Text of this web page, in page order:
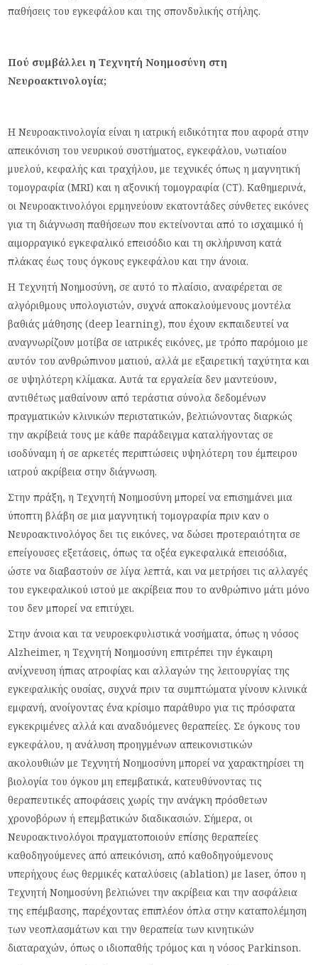
παθήσεις του εγκεφάλου και της σπονδυλικής στήλης.
Πού συμβάλλει η Τεχνητή Νοημοσύνη στη
Νευροακτινολογία;
Η Νευροακτινολογία είναι η ιατρική ειδικότητα που αφορά στην
απεικόνιση του νευρικού συστήματος, εγκεφάλου, νωτιαίου
μυελού, κεφαλής και τραχήλου, με τεχνικές όπως η μαγνητική
τομογραφία (MRI) και η αξονική τομογραφία (CT). Καθημερινά,
οι Νευροακτινολόγοι ερμηνεύουν εκατοντάδες σύνθετες εικόνες
για τη διάγνωση παθήσεων που εκτείνονται από το ισχαιμικό ή
αιμορραγικό εγκεφαλικό επεισόδιο και τη σκλήρυνση κατά
πλάκας έως τους όγκους εγκεφάλου και την άνοια.
Η Τεχνητή Νοημοσύνη, σε αυτό το πλαίσιο, αναφέρεται σε
αλγόριθμους υπολογιστών, συχνά αποκαλούμενους μοντέλα
βαθιάς μάθησης (deep learning), που έχουν εκπαιδευτεί να
αναγνωρίζουν μοτίβα σε ιατρικές εικόνες, με τρόπο παρόμοιο με
αυτόν του ανθρώπινου ματιού, αλλά με εξαιρετική ταχύτητα και
σε υψηλότερη κλίμακα. Αυτά τα εργαλεία δεν μαντεύουν,
αντιθέτως μαθαίνουν από τεράστια σύνολα δεδομένων
πραγματικών κλινικών περιστατικών, βελτιώνοντας διαρκώς
την ακρίβειά τους με κάθε παράδειγμα καταλήγοντας σε
ισοδύναμη ή σε αρκετές περιπτώσεις υψηλότερη του έμπειρου
ιατρού ακρίβεια στην διάγνωση.
Στην πράξη, η Τεχνητή Νοημοσύνη μπορεί να επισημάνει μια
ύποπτη βλάβη σε μια μαγνητική τομογραφία πριν καν ο
Νευροακτινολόγος δει τις εικόνες, να δώσει προτεραιότητα σε
επείγουσες εξετάσεις, όπως τα οξέα εγκεφαλικά επεισόδια,
ώστε να διαβαστούν σε λίγα λεπτά, και να μετρήσει τις αλλαγές
του εγκεφαλικού ιστού με ακρίβεια που το ανθρώπινο μάτι μόνο
του δεν μπορεί να επιτύχει.
Στην άνοια και τα νευροεκφυλιστικά νοσήματα, όπως η νόσος
Alzheimer, η Τεχνητή Νοημοσύνη επιτρέπει την έγκαιρη
ανίχνευση ήπιας ατροφίας και αλλαγών της λειτουργίας της
εγκεφαλικής ουσίας, συχνά πριν τα συμπτώματα γίνουν κλινικά
εμφανή, ανοίγοντας ένα κρίσιμο παράθυρο για τις πρόσφατα
εγκεκριμένες αλλά και αναδυόμενες θεραπείες. Σε όγκους του
εγκεφάλου, η ανάλυση προηγμένων απεικονιστικών
ακολουθιών με Τεχνητή Νοημοσύνη μπορεί να χαρακτηρίσει τη
βιολογία του όγκου μη επεμβατικά, κατευθύνοντας τις
θεραπευτικές αποφάσεις χωρίς την ανάγκη πρόσθετων
χρονοβόρων ή επεμβατικών διαδικασιών. Σήμερα, οι
Νευροακτινολόγοι πραγματοποιούν επίσης θεραπείες
καθοδηγούμενες από απεικόνιση, από καθοδηγούμενους
υπερήχους έως θερμικές καταλύσεις (ablation) με laser, όπου η
Τεχνητή Νοημοσύνη βελτιώνει την ακρίβεια και την ασφάλεια
της επέμβασης, παρέχοντας επιπλέον όπλα στην καταπολέμηση
των νεοπλασμάτων και την θεραπεία των κινητικών
διαταραχών, όπως ο ιδιοπαθής τρόμος και η νόσος Parkinson.